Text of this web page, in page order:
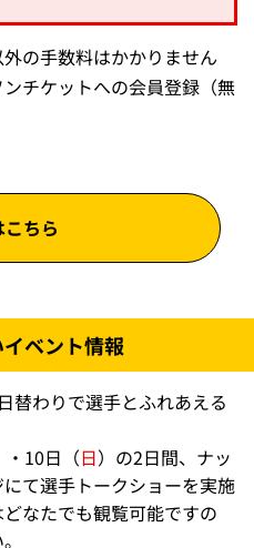
の手数料はかかりません
チケットへの会員登録（無
ちら
ベント情報
替わりで選手とふれあえる
・10日（日）の2日間、ナッ
て選手トークショーを実施
なたでも観覧可能ですの